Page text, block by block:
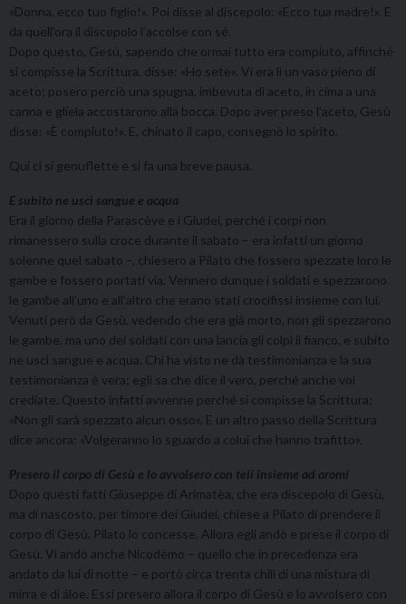
«Donna, ecco tuo figlio!». Poi disse al discepolo: «Ecco tua madre!». E
da quell’ora il discepolo l’accolse con sé.
Dopo questo, Gesù, sapendo che ormai tutto era compiuto, affinché
si compisse la Scrittura, disse: «Ho sete». Vi era lì un vaso pieno di
aceto; posero perciò una spugna, imbevuta di aceto, in cima a una
canna e gliela accostarono alla bocca. Dopo aver preso l’aceto, Gesù
disse: «È compiuto!». E, chinato il capo, consegnò lo spirito.
Qui ci si genuflette e si fa una breve pausa.
E subito ne uscì sangue e acqua
Era il giorno della Parascève e i Giudei, perché i corpi non
rimanessero sulla croce durante il sabato – era infatti un giorno
solenne quel sabato –, chiesero a Pilato che fossero spezzate loro le
gambe e fossero portati via. Vennero dunque i soldati e spezzarono
le gambe all’uno e all’altro che erano stati crocifissi insieme con lui.
Venuti però da Gesù, vedendo che era già morto, non gli spezzarono
le gambe, ma uno dei soldati con una lancia gli colpì il fianco, e subito
ne uscì sangue e acqua. Chi ha visto ne dà testimonianza e la sua
testimonianza è vera; egli sa che dice il vero, perché anche voi
crediate. Questo infatti avvenne perché si compisse la Scrittura:
«Non gli sarà spezzato alcun osso». E un altro passo della Scrittura
dice ancora: «Volgeranno lo sguardo a colui che hanno trafitto».
Presero il corpo di Gesù e lo avvolsero con teli insieme ad aromi
Dopo questi fatti Giuseppe di Arimatèa, che era discepolo di Gesù,
ma di nascosto, per timore dei Giudei, chiese a Pilato di prendere il
corpo di Gesù. Pilato lo concesse. Allora egli andò e prese il corpo di
Gesù. Vi andò anche Nicodèmo – quello che in precedenza era
andato da lui di notte – e portò circa trenta chili di una mistura di
mirra e di áloe. Essi presero allora il corpo di Gesù e lo avvolsero con